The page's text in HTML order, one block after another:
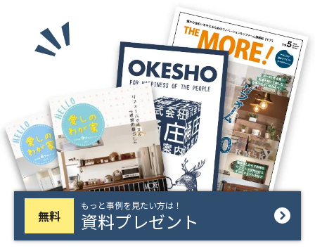
無料
もっと事例を見たい方は！
資料プレゼント